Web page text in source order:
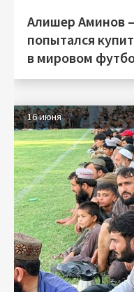
Алишер Аминов
попытался
в мировом
16 июня